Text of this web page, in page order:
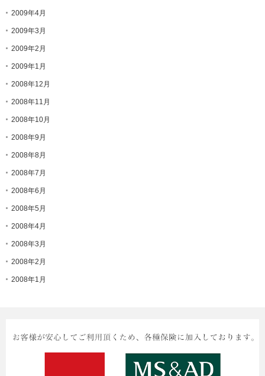
2009年4月
2009年3月
2009年2月
2009年1月
2008年12月
2008年11月
2008年10月
2008年9月
2008年8月
2008年7月
2008年6月
2008年5月
2008年4月
2008年3月
2008年2月
2008年1月